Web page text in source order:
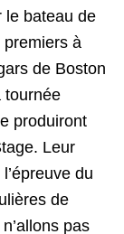
le bateau de
à
de Boston
tournée
produiront
Leur
du
de
pas